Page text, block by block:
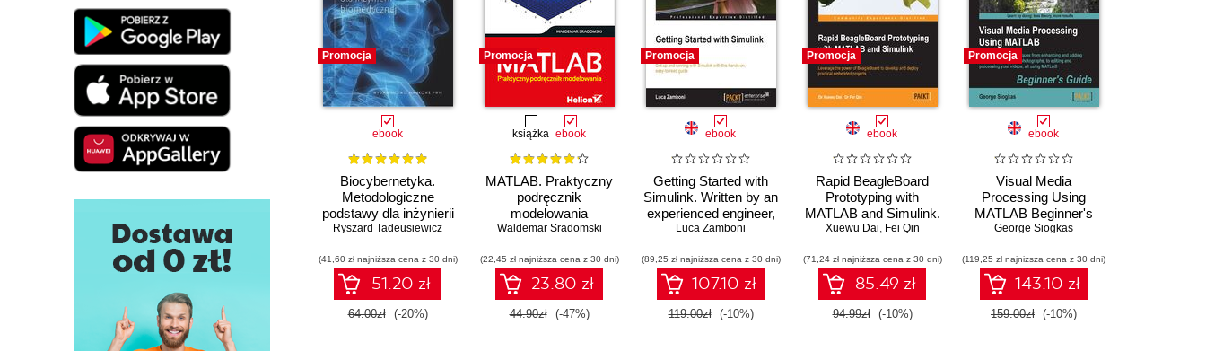
Promocja
ebook
Biocybernetyka.
Metodologiczne
podstawy dla inżynierii
biomedycznej
Ryszard Tadeusiewicz
(41,60 zł najniższa cena z 30 dni)
51.20 zł
64.00zł (-20%)
Promocja
książka ebook
MATLAB. Praktyczny
podręcznik
modelowania
Waldemar Sradomski
(22,45 zł najniższa cena z 30 dni)
23.80 zł
44.90zł (-47%)
Promocja
ebook
Getting Started with
Simulink. Written by an
experienced engineer,
this book will help you
friendly features of
Simulink to advance
your modeling, testing,
and interfacing skills.
Luca Zamboni
(89,25 zł najniższa cena z 30 dni)
107.10 zł
119.00zł (-10%)
Promocja
ebook
Rapid BeagleBoard
Prototyping with
MATLAB and Simulink.
Leverage the power of
and deploy practical
embedded projects
Xuewu Dai, Fei Qin
(71,24 zł najniższa cena z 30 dni)
85.49 zł
94.99zł (-10%)
Promocja
ebook
Visual Media
Processing Using
MATLAB Beginner's
Guide. Using the
MATLAB to apply
sophisticated effects to
images and videos is
easy for novice
George Siogkas
(119,25 zł najniższa cena z 30 dni)
143.10 zł
159.00zł (-10%)